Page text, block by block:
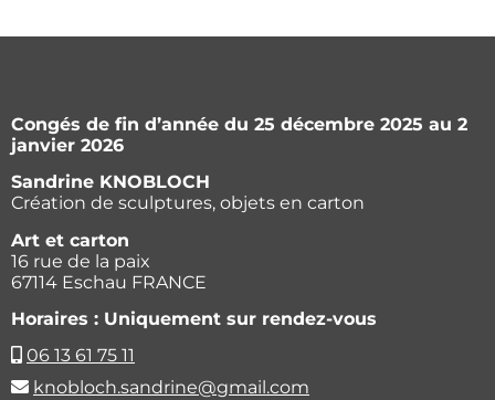
Congés de fin d’année du 25 décembre 2025 au 2
janvier 2026
Sandrine KNOBLOCH
Création de sculptures, objets en carton
Art et carton
16 rue de la paix
67114 Eschau FRANCE
Horaires : Uniquement sur rendez-vous
06 13 61 75 11
knobloch.sandrine@gmail.com